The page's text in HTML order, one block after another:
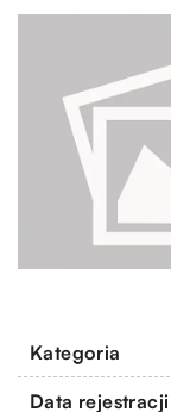
Kategoria
Data rejestracji